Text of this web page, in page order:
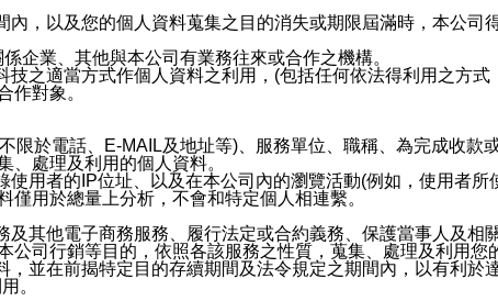
，以及您的個人資料蒐集之目的消失或期限屆滿時，本公司
企業、其他與本公司有業務往來或合作之機構。
之適當方式作個人資料之利用，(包括任何依法得利用之方
作對象。
限於電話、E-MAIL及地址等)、服務單位、職稱、為完成收
、處理及利用的個人資料。
用者的IP位址、以及在本公司內的瀏覽活動(例如，使用者
用於總量上分析，不會和特定個人相連繫。
其他電子商務服務、履行法定或合約義務、保護當事人及
司行銷等目的，依照各該服務之性質，蒐集、處理及利用您
並在前揭特定目的存續期間及法令規定之期間內，以有利於
。